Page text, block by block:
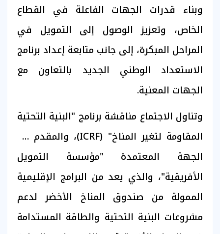
وبناء قدرات الجهات الفاعلة في القطاع
الخاص، وتعزيز الوصول إلى التمويل في
المراحل المبكرة، إلى جانب متابعة إعداد برنامج
الاستعداد الوطني الجديد بالتعاون مع
الجهات المعنية.
وتناول الاجتماع مناقشة برنامج "البنية التحتية
المقاومة لتغير المناخ" (ICRF)، والمقدم من
الجهة المعتمدة "مؤسسة التمويل
الأفريقية"، والذي يعد من البرامج الإقليمية
الممولة من صندوق المناخ الأخضر لدعم
مشروعات البنية التحتية والطاقة المستدامة